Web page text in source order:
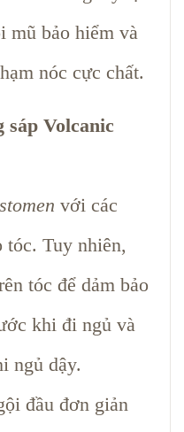
mũ bảo hiểm và
nóc cực chất.
Volcanic
với các
tóc. Tuy nhiên,
tóc để dảm bảo
khi đi ngủ và
ngủ dậy.
đầu đơn giản